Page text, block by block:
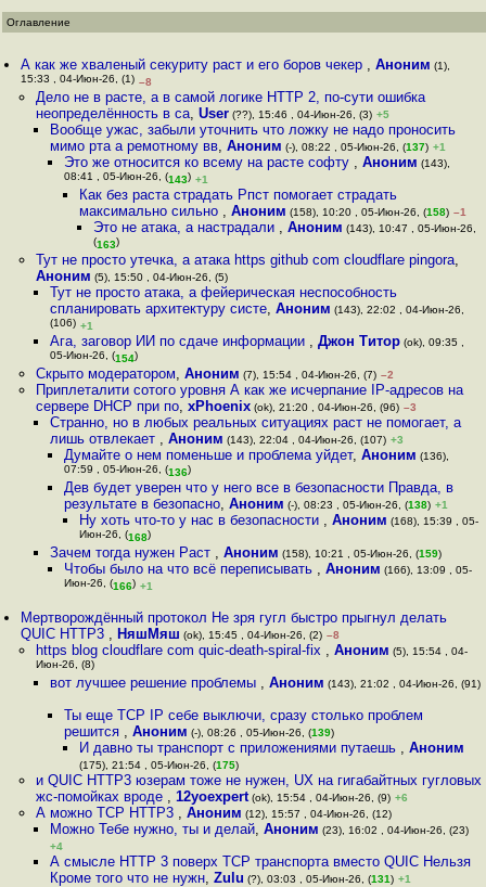
Оглавление
А как же хваленый секуриту раст и его боров чекер ,Аноним (1),
15:33 , 04-Июн-26, (1) –8
Дело не в расте, а в самой логике HTTP 2, по-сути ошибка
неопределённость в са, User(??), 15:46 , 04-Июн-26, (3) +5
Вообще ужас, забыли уточнить что ложку не надо проносить
мимо рта а ремотному вв, Аноним (-), 08:22 , 05-Июн-26, (137) +1
Это же относится ко всему на расте софту ,Аноним (143),
08:41 , 05-Июн-26, (143) +1
Как без раста страдать Рпст помогает страдать
максимально сильно , Аноним (158), 10:20 , 05-Июн-26, (158) –1
Это не атака, а настрадали , Аноним (143), 10:47 , 05-Июн-26,
(163)
Тут не просто утечка, а атака https github com cloudflare pingora,
Аноним (5), 15:50 , 04-Июн-26, (5)
Тут не просто атака, а фейерическая неспособность
спланировать архитектуру систе, Аноним (143), 22:02 , 04-Июн-26,
(106) +1
Ага, заговор ИИ по сдаче информации , Джон Титор(ok), 09:35 ,
05-Июн-26, (154)
Скрыто модератором, Аноним (7), 15:54 , 04-Июн-26, (7) –2
Приплеталити сотого уровня А как же исчерпание IP-адресов на
сервере DHCP при по, xPhoenix(ok), 21:20 , 04-Июн-26, (96) –3
Странно, но в любых реальных ситуациях раст не помогает, а
лишь отвлекает , Аноним (143), 22:04 , 04-Июн-26, (107) +3
Думайте о нем поменьше и проблема уйдет,Аноним (136),
07:59 , 05-Июн-26, (136)
Дев будет уверен что у него все в безопасности Правда, в
результате в безопасно,Аноним (-), 08:23 , 05-Июн-26, (138) +1
Ну хоть что-то у нас в безопасности , Аноним (168), 15:39 , 05-
Июн-26, (168)
Зачем тогда нужен Раст , Аноним (158), 10:21 , 05-Июн-26, (159)
Чтобы было на что всё переписывать ,Аноним (166), 13:09 , 05-
Июн-26, (166) +1
Мертворождённый протокол Не зря гугл быстро прыгнул делать
QUIC HTTP3 , НяшМяш (ok), 15:45 , 04-Июн-26, (2) –8
https blog cloudflare com quic-death-spiral-fix , Аноним (5), 15:54 , 04-
Июн-26, (8)
вот лучшее решение проблемы , Аноним (143), 21:02 , 04-Июн-26, (91)
Ты еще TCP IP себе выключи, сразу столько проблем
решится ,Аноним (-), 08:26 , 05-Июн-26, (139)
И давно ты транспорт с приложениями путаешь , Аноним
(175), 21:54 , 05-Июн-26, (175)
и QUIC HTTP3 юзерам тоже не нужен, UX на гигабайтных гугловых
жс-помойках вроде , 12yoexpert(ok), 15:54 , 04-Июн-26, (9) +6
А можно TCP HTTP3 , Аноним (12), 15:57 , 04-Июн-26, (12)
Можно Тебе нужно, ты и делай, Аноним (23), 16:02 , 04-Июн-26, (23)
+4
А смысле HTTP 3 поверх TCP транспорта вместо QUIC Нельзя
Кроме того что не нужн, Zulu (?), 03:03 , 05-Июн-26, (131) +1